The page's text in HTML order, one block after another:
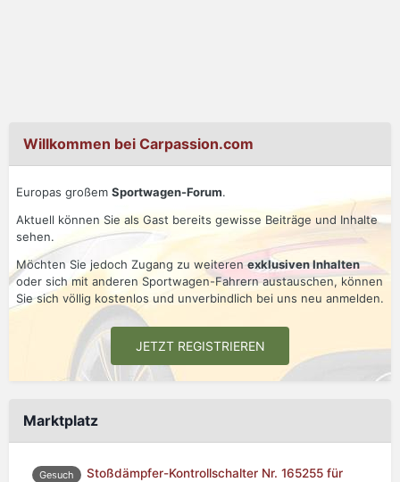
Willkommen bei Carpassion.com
Europas großem Sportwagen-Forum.
Aktuell können Sie als Gast bereits gewisse Beiträge und Inhalte
sehen.
Möchten Sie jedoch Zugang zu weiterenexklusiven Inhalten
oder sich mit anderen Sportwagen-Fahrern austauschen, können
Sie sich völlig kostenlos und unverbindlich bei uns neu anmelden.
JETZT REGISTRIEREN
Marktplatz
Gesuch
Stoßdämpfer-Kontrollschalter Nr. 165255 für